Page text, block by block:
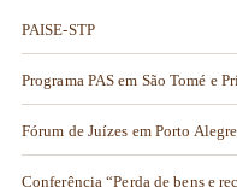
PAISE-STP
Programa PAS em São Tomé e
Fórum de Juízes em Porto
Conferência “Perda de bens e